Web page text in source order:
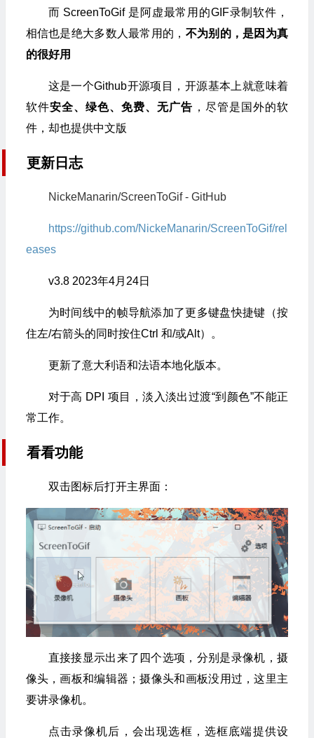
而 ScreenToGif 是阿虚最常用的GIF录制软件，
相信也是绝大多数人最常用的， 不为别的，是因为真
的很好用
这是一个Github开源项目，开源基本上就意味着
软件安全、绿色、免费、无广告 ，尽管是国外的软
件，却也提供中文版
更新日志
NickeManarin/ScreenToGif - GitHub
https://github.com/NickeManarin/ScreenToGif/rel
eases
v3.8 2023年4月24日
为时间线中的帧导航添加了更多键盘快捷键（按
住左/右箭头的同时按住Ctrl 和/或Alt）。
更新了意大利语和法语本地化版本。
对于高 DPI 项目，淡入淡出过渡“到颜色”不能正
常工作。
看看功能
双击图标后打开主界面：
直接接显示出来了四个选项，分别是录像机，摄
像头，画板和编辑器；摄像头和画板没用过，这里主
要讲录像机。
点击录像机后，会出现选框，选框底端提供设